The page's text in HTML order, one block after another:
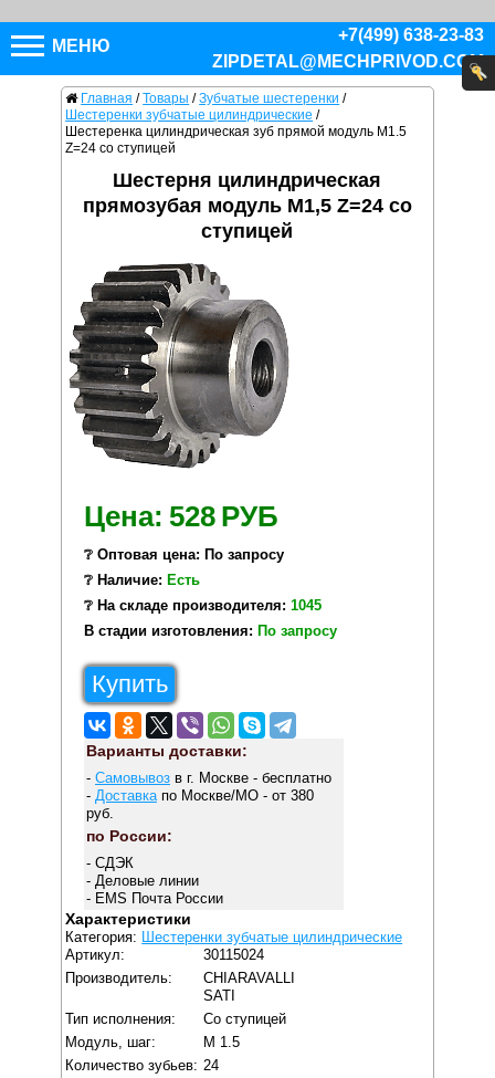
МЕНЮ
+7(499) 638-23-83
ZIPDETAL@MECHPRIVOD.COM
Главная / Товары / Зубчатые шестеренки /
Шестеренки зубчатые цилиндрические /
Шестеренка цилиндрическая зуб прямой модуль M1.5
Z=24 со ступицей
Шестерня цилиндрическая
прямозубая модуль M1,5 Z=24 со
ступицей
Цена: 528 РУБ
❔ Оптовая цена: По запросу
❔ Наличие: Есть
❔ На складе производителя: 1045
В стадии изготовления: По запросу
Купить
Варианты доставки:
- Самовывозв г. Москве - бесплатно
- Доставкапо Москве/МО - от 380
руб.
по России:
- СДЭК
- Деловые линии
- EMS Почта России
Характеристики
Категория:
Шестеренки зубчатые цилиндрические
Артикул:
30115024
Производитель:
CHIARAVALLI
SATI
Тип исполнения:
Со ступицей
Модуль, шаг:
M 1.5
Количество зубьев: 24